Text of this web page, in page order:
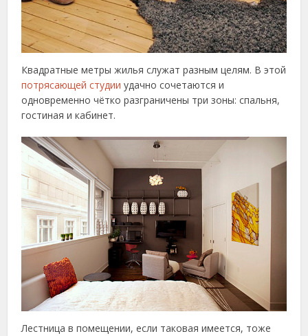
Квадратные метры жилья служат разным целям. В этой
потрясающей студии удачно сочетаются и
одновременно чётко разграничены три зоны: спальня,
гостиная и кабинет.
Лестница в помещении, если таковая имеется, тоже